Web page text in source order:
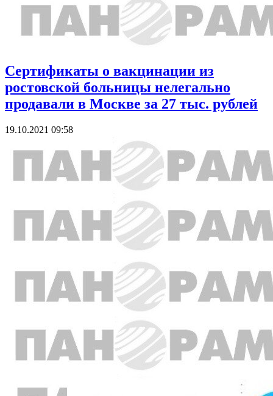
Сертификаты о вакцинации из
ростовской больницы нелегально
продавали в Москве за 27 тыс. рублей
19.10.2021 09:58